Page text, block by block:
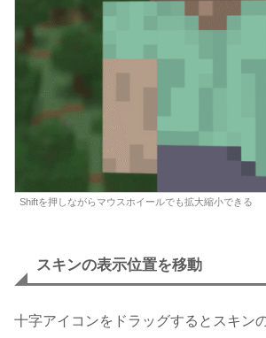
Shiftを押しながらマウスホイールでも拡大縮小できる
スキンの表示位置を移動
十字アイコンをドラッグするとスキン